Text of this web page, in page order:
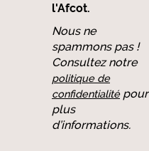
l'Afcot.
Nous ne
spammons pas !
Consultez notre
politique de
confidentialitépour
plus
d’informations.